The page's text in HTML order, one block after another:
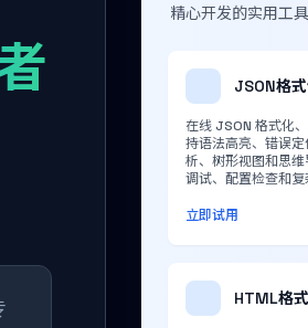
精心开发的实用工
JSON格
在线 JSON 格式化
持语法高亮、错误
析、树形视图和思
调试、配置检查和复
立即试用
HTML格